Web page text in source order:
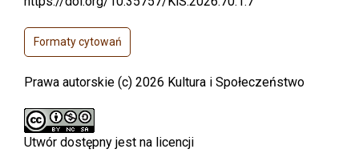
Formaty cytowań
Prawa autorskie (c) 2026 Kultura i Społeczeństwo
Utwór dostępny jest na licencji